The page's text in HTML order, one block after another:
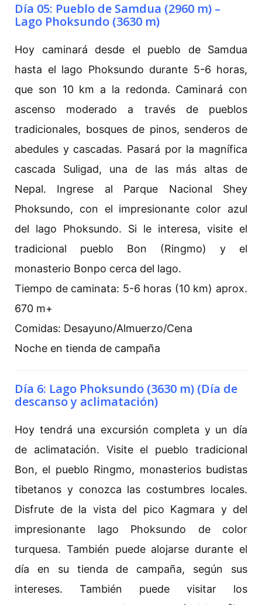
Día 05: Pueblo de Samdua (2960 m) –
Lago Phoksundo (3630 m)
Hoy caminará desde el pueblo de Samdua
hasta el lago Phoksundo durante 5-6 horas,
que son 10 km a la redonda. Caminará con
ascenso moderado a través de pueblos
tradicionales, bosques de pinos, senderos de
abedules y cascadas. Pasará por la magnífica
cascada Suligad, una de las más altas de
Nepal. Ingrese al Parque Nacional Shey
Phoksundo, con el impresionante color azul
del lago Phoksundo. Si le interesa, visite el
tradicional pueblo Bon (Ringmo) y el
monasterio Bonpo cerca del lago.
Tiempo de caminata: 5-6 horas (10 km) aprox.
670 m+
Comidas: Desayuno/Almuerzo/Cena
Noche en tienda de campaña
Día 6: Lago Phoksundo (3630 m) (Día de
descanso y aclimatación)
Hoy tendrá una excursión completa y un día
de aclimatación. Visite el pueblo tradicional
Bon, el pueblo Ringmo, monasterios budistas
tibetanos y conozca las costumbres locales.
Disfrute de la vista del pico Kagmara y del
impresionante lago Phoksundo de color
turquesa. También puede alojarse durante el
día en su tienda de campaña, según sus
intereses. También puede visitar los